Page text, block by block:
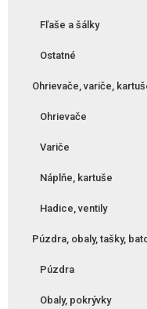
Fľaše a šálky
Ostatné
Ohrievače, variče,
Ohrievače
Variče
Náplňe, kartuše
Hadice, ventily
Púzdra, obaly, tašky,
Púzdra
Obaly, pokrývky